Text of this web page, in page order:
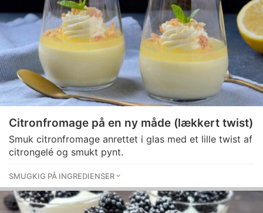
Citronfromage på en ny måde (lækkert twist)
Smuk citronfromage anrettet i glas med et lille twist af
citrongelé og smukt pynt.
SMUGKIG PÅ INGREDIENSER